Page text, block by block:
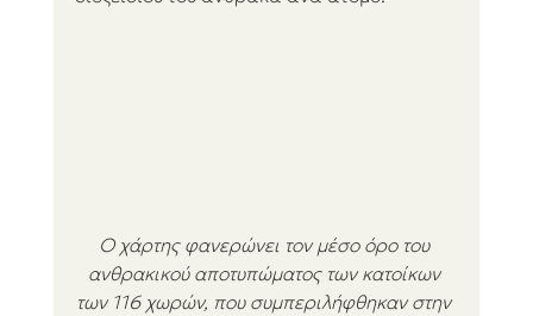
Ο χάρτης φανερώνει τον μέσο όρο του
ανθρακικού αποτυπώματος των κατοίκων
των 116 χωρών, που συμπεριλήφθηκαν στην